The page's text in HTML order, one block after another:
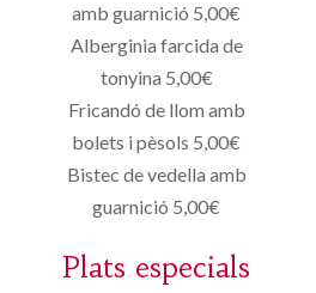
amb guarnició 5,00€
Alberginia farcida de
tonyina 5,00€
Fricandó de llom amb
bolets i pèsols 5,00€
Bistec de vedella amb
guarnició 5,00€
Plats especials